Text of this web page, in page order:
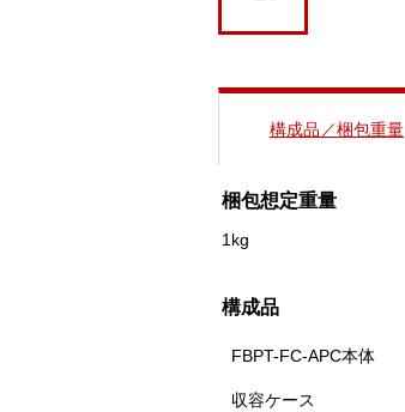
構成品／梱包重量
梱包想定重量
1kg
構成品
FBPT-FC-APC本体
収容ケース